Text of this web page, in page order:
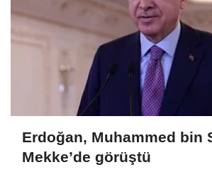
Erdoğan, Muhammed bin
Mekke’de görüştü